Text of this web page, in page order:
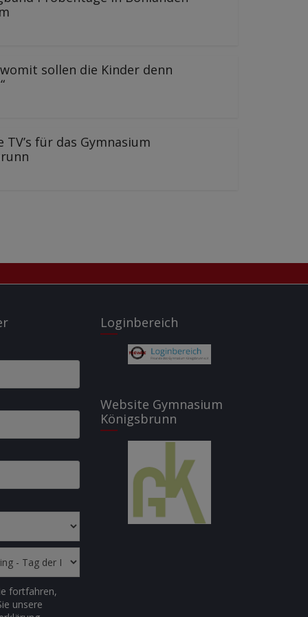
womit sollen die Kinder denn
TV’s für das Gymnasium
fortfahren,
unsere
Loginbereich
Website Gymnasium
Königsbrunn